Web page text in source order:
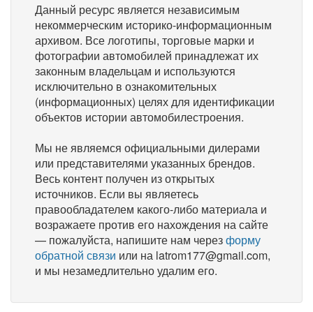
Данный ресурс является независимым
некоммерческим историко-информационным
архивом. Все логотипы, торговые марки и
фотографии автомобилей принадлежат их
законным владельцам и используются
исключительно в ознакомительных
(информационных) целях для идентификации
объектов истории автомобилестроения.
Мы не являемся официальными дилерами
или представителями указанных брендов.
Весь контент получен из открытых
источников. Если вы являетесь
правообладателем какого-либо материала и
возражаете против его нахождения на сайте
— пожалуйста, напишите нам черезформу
обратной связи или на latrom177@gmail.com,
и мы незамедлительно удалим его.